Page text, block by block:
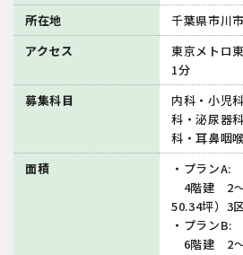
所在地
千葉県市川
アクセス
東京メトロ
1分
募集科目
内科・小児
科・泌尿器
科・耳鼻咽
面積
・プランA:
4階建 2
50.34坪）3
・プランB:
6階建 2